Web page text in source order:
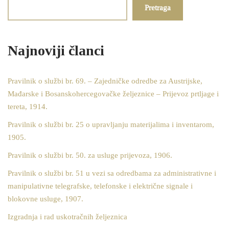
Pretraga
Najnoviji članci
Pravilnik o službi br. 69. – Zajedničke odredbe za Austrijske,
Mađarske i Bosanskohercegovačke željeznice – Prijevoz prtljage i
tereta, 1914.
Pravilnik o službi br. 25 o upravljanju materijalima i inventarom,
1905.
Pravilnik o službi br. 50. za usluge prijevoza, 1906.
Pravilnik o službi br. 51 u vezi sa odredbama za administrativne i
manipulativne telegrafske, telefonske i električne signale i
blokovne usluge, 1907.
Izgradnja i rad uskotračnih željeznica